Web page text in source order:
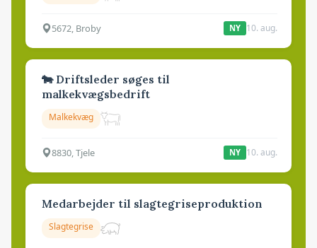
5672, Broby NY 10. aug.
🐄 Driftsleder søges til
malkekvægsbedrift
Malkekvæg
8830, Tjele NY 10. aug.
Medarbejder til slagtegriseproduktion
Slagtegrise